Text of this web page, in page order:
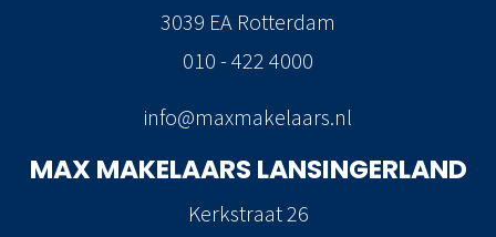
3039 EA Rotterdam
010 - 422 4000
info@maxmakelaars.nl
MAX MAKELAARS LANSINGERLAND
Kerkstraat 26